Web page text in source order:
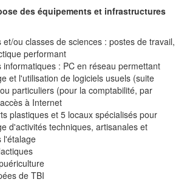
des équipements et infrastructures
ou classes de sciences : postes de travail,
performant
informatiques : PC en réseau permettant
et l'utilisation de logiciels usuels (suite
particuliers (pour la comptabilité, par
à Internet
plastiques et 5 locaux spécialisés pour
d'activités techniques, artisanales et
l'étalage
de TBI